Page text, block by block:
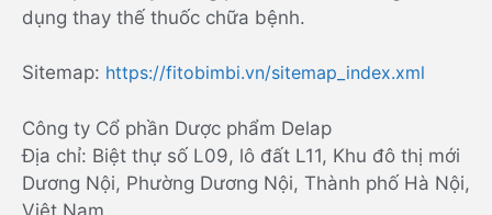
dụng thay thế thuốc chữa bệnh.
Sitemap: https://fitobimbi.vn/sitemap_index.xml
Công ty Cổ phần Dược phẩm Delap
Địa chỉ: Biệt thự số L09, lô đất L11, Khu đô thị mới
Dương Nội, Phường Dương Nội, Thành phố Hà Nội,
Việt Nam